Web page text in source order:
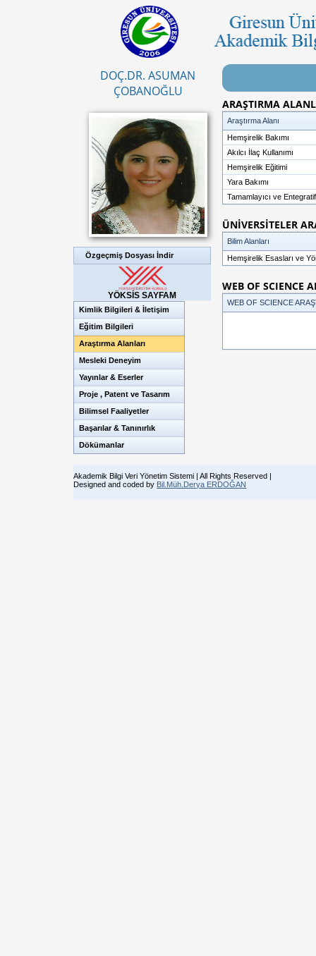
DOÇ.DR. ASUMAN
ÇOBANOĞLU
Özgeçmiş Dosyası İndir
YÖKSİS SAYFAM
Kimlik Bilgileri & İletişim
Eğitim Bilgileri
Araştırma Alanları
Mesleki Deneyim
Yayınlar & Eserler
Proje , Patent ve Tasarım
Bilimsel Faaliyetler
Başarılar & Tanınırlık
Dökümanlar
ARAŞTIRMA
Araştırma Alanı
Hemşirelik Bakımı
Akılcı İlaç Kullanımı
Hemşirelik Eğitimi
Yara Bakımı
Tamamlayıcı ve
ÜNİVERSİTELER
Bilim Alanları
Hemşirelik Esasları ve
WEB OF SCIENCE
WEB OF SCIENCE
Akademik Bilgi Veri Yönetim Sistemi | All Rights Reserved |
Designed and coded by Bil.Müh.Derya ERDOĞAN